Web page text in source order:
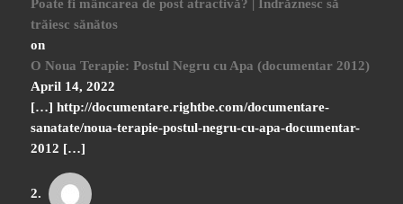
Poate fi mâncarea de post atractivă? | Indrăznesc să
trăiesc sănătos
on
O Noua Terapie: Postul Negru cu Apa (documentar 2012)
April 14, 2022
[…] http://documentare.rightbe.com/documentare-
sanatate/noua-terapie-postul-negru-cu-apa-documentar-
2012 […]